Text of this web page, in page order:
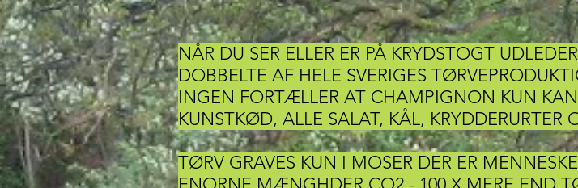
NÅR DU SER ELLER ER PÅ KRYDSTOGT
DOBBELTE AF HELE SVERIGES
INGEN FORTÆLLER AT CHAMPIGNON KUN
KUNSTKØD, ALLE SALAT, KÅL,
TØRV GRAVES KUN I MOSER DER ER